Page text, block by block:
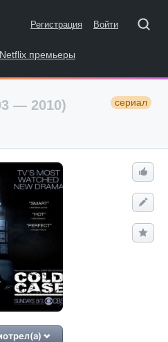
Регистрация Войти
Netflix премьеры
— 2010) сериал